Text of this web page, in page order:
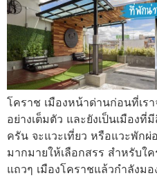
โคราช เมืองหน้าด่านก่อนที่เร
อย่างเต็มตัว และยังเป็นเมือง
ครัน จะแวะเที่ยว หรือแวะพัก
มากมายให้เลือกสรร สำหรับใ
แถวๆ เมืองโคราชแล้วกำลังม